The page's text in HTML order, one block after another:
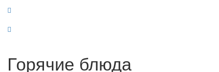
Горячие блюда